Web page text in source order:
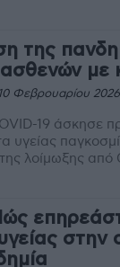
της
με
10 Φεβρουαρίου 2026
19 άσκησε
υγείας
της λοίμωξης από
στην